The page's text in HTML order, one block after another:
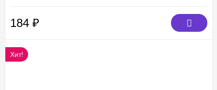
184 ₽
Хит!